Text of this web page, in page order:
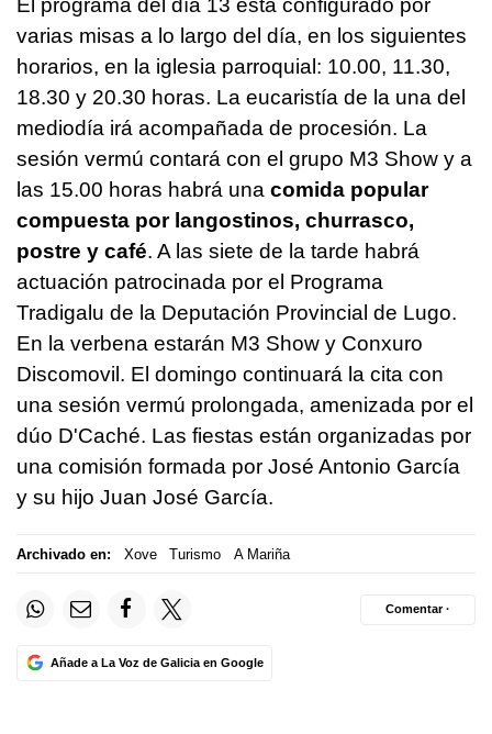
El programa del día 13 está configurado por
varias misas a lo largo del día, en los siguientes
horarios, en la iglesia parroquial: 10.00, 11.30,
18.30 y 20.30 horas. La eucaristía de la una del
mediodía irá acompañada de procesión. La
sesión vermú contará con el grupo M3 Show y a
las 15.00 horas habrá una comida popular
compuesta por langostinos, churrasco,
postre y café. A las siete de la tarde habrá
actuación patrocinada por el Programa
Tradigalu de la Deputación Provincial de Lugo.
En la verbena estarán M3 Show y Conxuro
Discomovil. El domingo continuará la cita con
una sesión vermú prolongada, amenizada por el
dúo D'Caché. Las fiestas están organizadas por
una comisión formada por José Antonio García
y su hijo Juan José García.
Archivado en: Xove Turismo A Mariña
Añade a La Voz de Galicia en Google
Comentar ·